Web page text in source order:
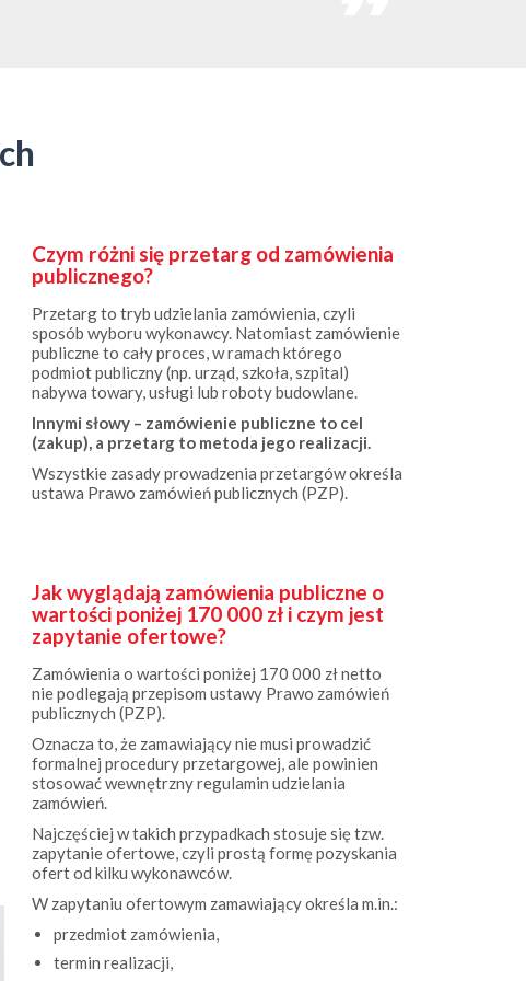
publicznego?
Przetarg to tryb udzielania zamówienia, czyli
sposób wyboru wykonawcy. Natomiast zamówienie
publiczne to cały proces, w ramach którego
podmiot publiczny (np. urząd, szkoła, szpital)
nabywa towary, usługi lub roboty budowlane.
Innymi słowy – zamówienie publiczne to cel
(zakup), a przetarg to metoda jego realizacji.
Wszystkie zasady prowadzenia przetargów określa
ustawa Prawo zamówień publicznych (PZP).
wartości poniżej 170 000 zł i czym jest
zapytanie ofertowe?
Zamówienia o wartości poniżej 170 000 zł netto
nie podlegają przepisom ustawy Prawo zamówień
publicznych (PZP).
Oznacza to, że zamawiający nie musi prowadzić
formalnej procedury przetargowej, ale powinien
stosować wewnętrzny regulamin udzielania
zamówień.
Najczęściej w takich przypadkach stosuje się tzw.
zapytanie ofertowe, czyli prostą formę pozyskania
ofert od kilku wykonawców.
W zapytaniu ofertowym zamawiający określa m.in.:
przedmiot zamówienia,
termin realizacji,
kryteria wyboru oferty,